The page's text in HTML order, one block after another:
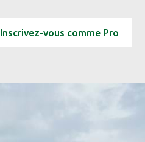
Inscrivez-vous comme Pro